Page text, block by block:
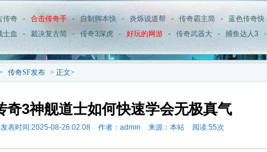
传奇 - 合击传奇手 - 自制脚本快 - 炎烁说道帮 - 传奇霸主简 - 蓝色传奇快
士血 - 裁决复古简 - 传奇3深虎 - 好玩的网游 - 传奇武器大 - 捕鱼达人3 -
传奇SF发布 > 正文>
奇3神舰道士如何快速学会无极真气
发表时间:2025-08-26 02:08 作者：admin 来源：本站 阅读:55次